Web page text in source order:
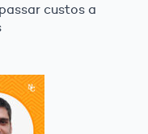
custos a